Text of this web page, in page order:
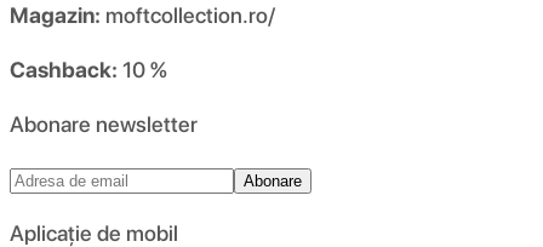
Magazin: moftcollection.ro/
Cashback: 10 %
Abonare newsletter
Abonare
Aplicație de mobil